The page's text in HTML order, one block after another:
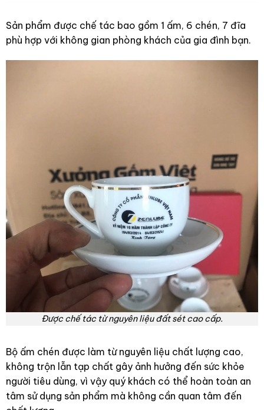
Sản phẩm được chế tác bao gồm 1 ấm, 6 chén, 7 đĩa
phù hợp với không gian phòng khách của gia đình bạn.
Được chế tác từ nguyên liệu đất sét cao cấp.
Bộ ấm chén được làm từ nguyên liệu chất lượng cao,
không trộn lẫn tạp chất gây ảnh hưởng đến sức khỏe
người tiêu dùng, vì vậy quý khách có thể hoàn toàn an
tâm sử dụng sản phẩm mà không cần quan tâm đến